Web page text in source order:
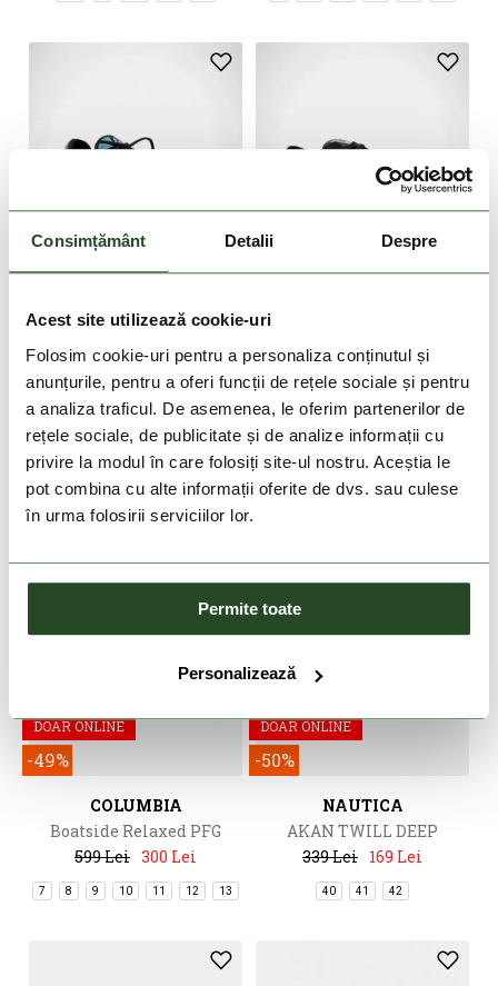
Consimțământ Detalii Despre
Acest site utilizează cookie-uri
Folosim cookie-uri pentru a personaliza conținutul și
anunțurile, pentru a oferi funcții de rețele sociale și pentru
a analiza traficul. De asemenea, le oferim partenerilor de
rețele sociale, de publicitate și de analize informații cu
privire la modul în care folosiți site-ul nostru. Aceștia le
pot combina cu alte informații oferite de dvs. sau culese
în urma folosirii serviciilor lor.
Permite toate
Personalizează
DOAR ONLINE
-49%
COLUMBIA
Drainmaker XTR
599 Lei 300 Lei
8 11 12 13 14
DOAR ONLINE
-49%
COLUMBIA
Boatside Relaxed PFG
599 Lei 300 Lei
10 11 12
DOAR ONLINE
-49%
COLUMBIA
Boatside Relaxed PFG
599 Lei 300 Lei
7 8 9 10 11 12 13
DOAR ONLINE
-50%
NAUTICA
AKAN TWILL DEEP
339 Lei 169 Lei
40 41 42